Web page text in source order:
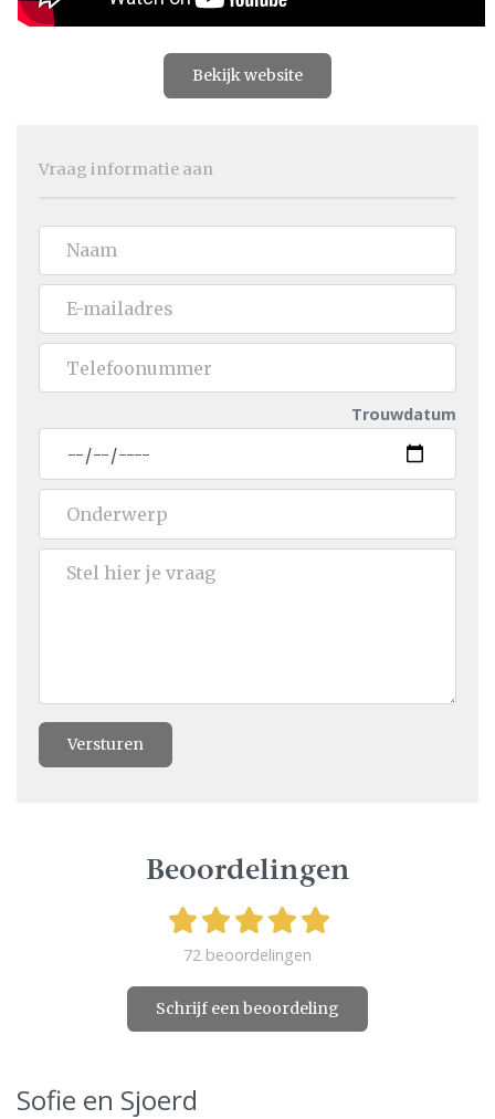
Bekijk website
Vraag informatie aan
Trouwdatum
Versturen
Beoordelingen
72 beoordelingen
Schrijf een beoordeling
Sofie en Sjoerd